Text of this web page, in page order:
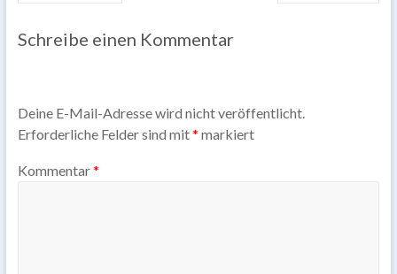
Schreibe einen Kommentar
Deine E-Mail-Adresse wird nicht veröffentlicht.
Erforderliche Felder sind mit* markiert
Kommentar*